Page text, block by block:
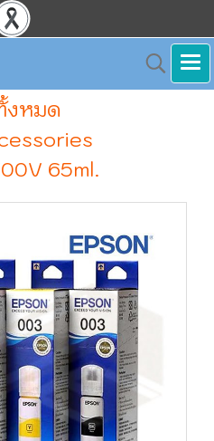
งหมด
65ml.